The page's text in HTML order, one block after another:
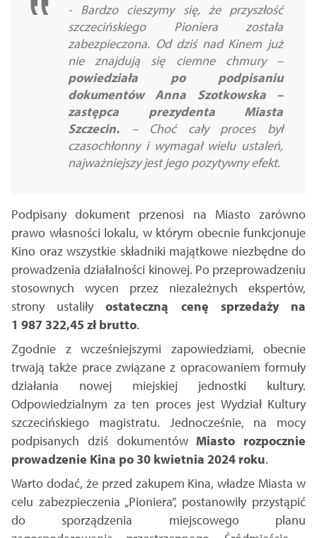
- Bardzo cieszymy się, że przyszłość
szczecińskiego Pioniera została
zabezpieczona. Od dziś nad Kinem już
nie znajdują się ciemne chmury –
powiedziała po podpisaniu
dokumentów Anna Szotkowska–
zastępca prezydenta Miasta
Szczecin. – Choć cały proces był
czasochłonny i wymagał wielu ustaleń,
najważniejszy jest jego pozytywny efekt.
Podpisany dokument przenosi na Miasto zarówno
prawo własności lokalu, w którym obecnie funkcjonuje
Kino oraz wszystkie składniki majątkowe niezbędne do
prowadzenia działalności kinowej. Po przeprowadzeniu
stosownych wycen przez niezależnych ekspertów,
strony ustaliłyostateczną cenę sprzedaży na
1 987 322,45 zł brutto.
Zgodnie z wcześniejszymi zapowiedziami, obecnie
trwają także prace związane z opracowaniem formuły
działania nowej miejskiej jednostki kultury.
Odpowiedzialnym za ten proces jest Wydział Kultury
szczecińskiego magistratu. Jednocześnie, na mocy
podpisanych dziś dokumentów Miasto rozpocznie
prowadzenie Kina po 30 kwietnia 2024 roku.
Warto dodać, że przed zakupem Kina, władze Miasta w
celu zabezpieczenia „Pioniera”, postanowiły przystąpić
do sporządzenia miejscowego planu